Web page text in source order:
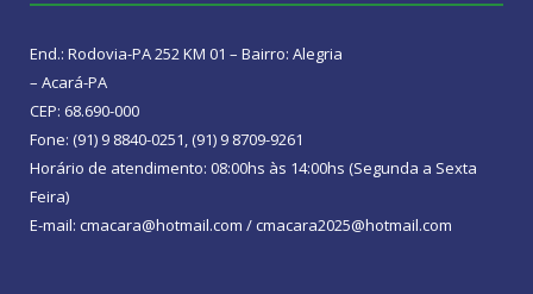
End.: Rodovia-PA 252 KM 01 – Bairro: Alegria
– Acará-PA
CEP: 68.690-000
Fone: (91) 9 8840-0251, (91) 9 8709-9261
Horário de atendimento: 08:00hs às 14:00hs (Segunda a Sexta
Feira)
E-mail: cmacara@hotmail.com / cmacara2025@hotmail.com